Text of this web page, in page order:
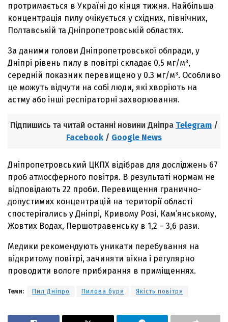
протримається в Україні до кінця тижня. Найбільша
концентрація пилу очікується у східних, північних,
Полтавській та Дніпропетровській областях.
За даними голови Дніпропетровської облради, у
Дніпрі рівень пилу в повітрі складає 0.5 мг/м³,
середній показник перевищено у 0.3 мг/м³. Особливо
це можуть відчути на собі люди, які хворіють на
астму або інші респіраторні захворювання.
Підпишись та читай останні новини Дніпра Telegram /
Facebook / Google News
Дніпропетровський ЦКПХ відібрав для досліджень 67
проб атмосферного повітря. В результаті нормам не
відповідають 22 проби. Перевищення гранично-
допустимих концентрацій на території області
спостерігались у Дніпрі, Кривому Розі, Кам’янському,
Жовтих Водах, Першотравенську в 1,2 – 3,6 рази.
Медики рекомендують уникати перебування на
відкритому повітрі, зачиняти вікна і регулярно
проводити вологе прибирання в приміщеннях.
Теми: Пил Дніпро Пилова буря Якість повітря